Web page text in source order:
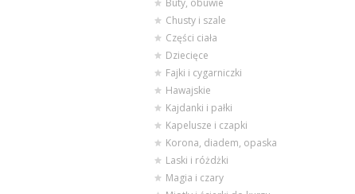
Buty, obuwie
Chusty i szale
Części ciała
Dziecięce
Fajki i cygarniczki
Hawajskie
Kajdanki i pałki
Kapelusze i czapki
Korona, diadem, opaska
Laski i różdżki
Magia i czary